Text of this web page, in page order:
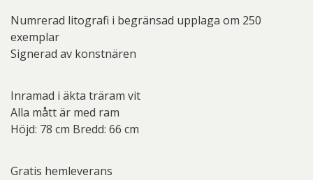
Numrerad litografi i begränsad upplaga om 250
exemplar
Signerad av konstnären
Inramad i äkta träram vit
Alla mått är med ram
Höjd: 78 cm Bredd: 66 cm
Gratis hemleverans